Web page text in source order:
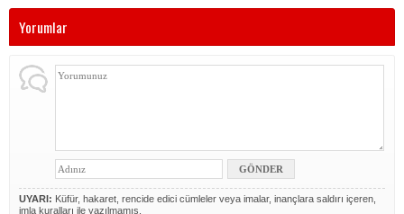
Yorumlar
UYARI: Küfür, hakaret, rencide edici cümleler veya imalar, inançlara saldırı içeren,
imla kuralları ile yazılmamış,